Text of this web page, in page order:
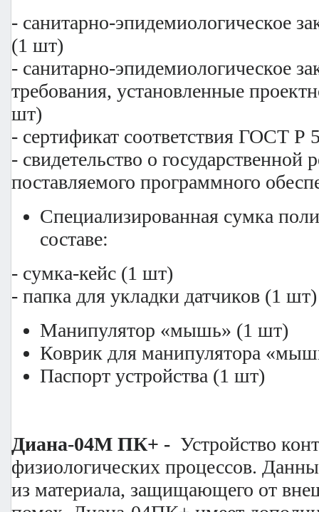
- санитарно-эпидемиологическое
(1 шт)
- санитарно-эпидемиологическое
требования, установленные
шт)
- сертификат соответствия ГОСТ Р
- свидетельство о государственной
поставляемого программного
Специализированная сумка
составе:
- сумка-кейс (1 шт)
- папка для укладки датчиков (1 шт)
Манипулятор «мышь» (1 шт)
Коврик для манипулятора
Паспорт устройства (1 шт)
Диана-04М ПК+ - Устройство
физиологических процессов.
из материала, защищающего от